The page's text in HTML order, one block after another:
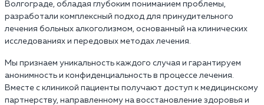
Волгограде, обладая глубоким пониманием проблемы,
разработали комплексный подход для принудительного
лечения больных алкоголизмом, основанный на клинических
исследованиях и передовых методах лечения.
Мы признаем уникальность каждого случая и гарантируем
анонимность и конфиденциальность в процессе лечения.
Вместе с клиникой пациенты получают доступ к медицинскому
партнерству, направленному на восстановление здоровья и